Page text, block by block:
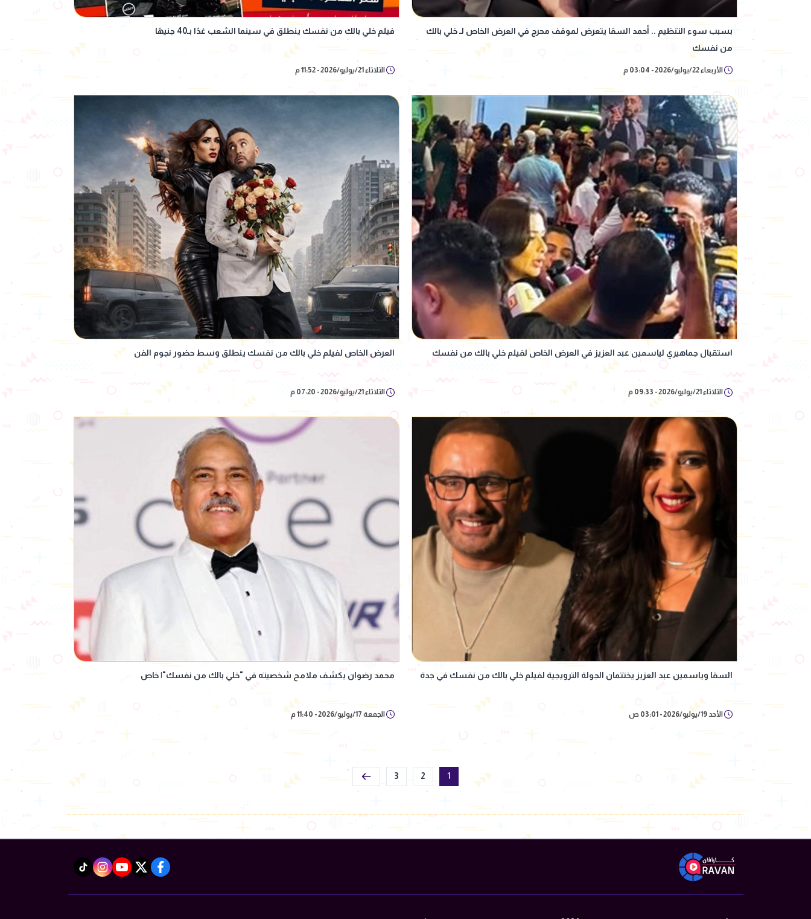
بسبب سوء التنظيم .. أحمد السقا يتعرض لموقف محرج في العرض الخاص لـ خلي بالك
من نفسك
الأربعاء 22/يوليو/2026 - 03:04 م
فيلم خلي بالك من نفسك ينطلق في سينما الشعب غدًا بـ40 جنيهًا
الثلاثاء 21/يوليو/2026 - 11:52 م
استقبال جماهيري لياسمين عبد العزيز في العرض الخاص لفيلم خلي بالك من نفسك
الثلاثاء 21/يوليو/2026 - 09:33 م
العرض الخاص لفيلم خلي بالك من نفسك ينطلق وسط حضور نجوم الفن
الثلاثاء 21/يوليو/2026 - 07:20 م
السقا وياسمين عبد العزيز يختتمان الجولة الترويجية لفيلم خلي بالك من نفسك في جدة
الأحد 19/يوليو/2026 - 03:01 ص
محمد رضوان يكشف ملامح شخصيته في "خلي بالك من نفسك"| خاص
الجمعة 17/يوليو/2026 - 11:40 م
1
2
3
facebook
twitter
youtube
instagram
tiktok